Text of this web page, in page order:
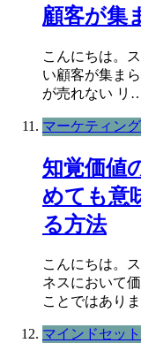
顧客が集
こんにちは。
い顧客が集ま
が売れない リ
マーケティング
知覚価値
めても意
る方法
こんにちは。
ネスにおいて
ことではあり
マインドセット